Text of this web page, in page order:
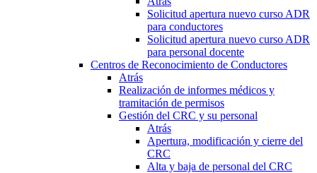
Solicitud apertura nuevo curso ADR
para conductores
Solicitud apertura nuevo curso ADR
para personal docente
Centros de Reconocimiento de Conductores
Atrás
Realización de informes médicos y
tramitación de permisos
Gestión del CRC y su personal
Atrás
Apertura, modificación y cierre del
CRC
Alta y baja de personal del CRC